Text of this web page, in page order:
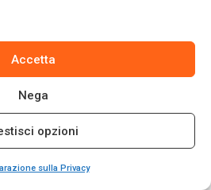
Accetta
Nega
opzioni
sulla Privacy